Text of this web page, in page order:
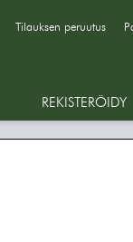
Tilauksen peruutus
REKISTERÖIDY